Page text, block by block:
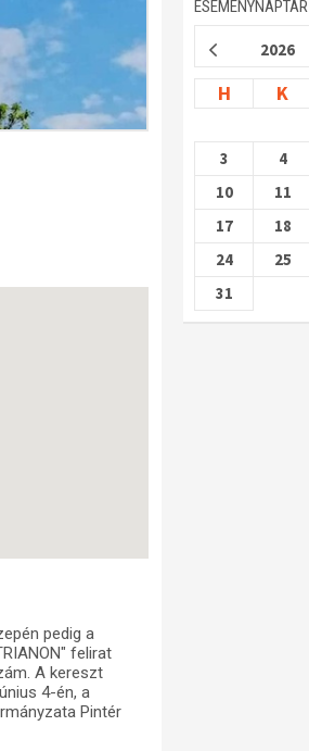
pedig a
felirat
A kereszt
4-én, a
Pintér
ESEMÉNYNAPTÁR
2026
H K
3
4
10
11
17
18
24
25
31